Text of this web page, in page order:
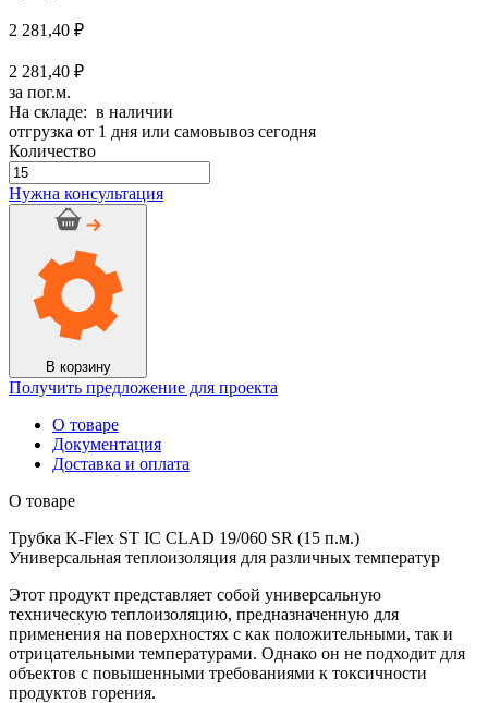
2 281,40 ₽
2 281,40 ₽
за пог.м.
На складе: в наличии
отгрузка от 1 дня или самовывоз сегодня
Количество
Количество
товара
Трубка
CLAD
19/060
п.м.)
Нужна консультация
В корзину
Получить предложение для проекта
О товаре
Документация
Доставка и оплата
О товаре
Трубка K-Flex ST IС CLAD 19/060 SR (15 п.м.)
Универсальная теплоизоляция для различных температур
Этот продукт представляет собой универсальную
техническую теплоизоляцию, предназначенную для
применения на поверхностях с как положительными, так и
отрицательными температурами. Однако он не подходит для
объектов с повышенными требованиями к токсичности
продуктов горения.